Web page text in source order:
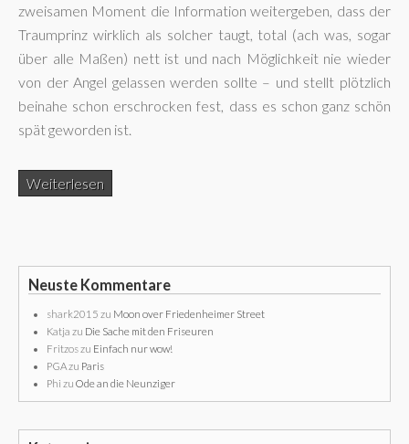
zweisamen Moment die Information weitergeben, dass der
Traumprinz wirklich als solcher taugt, total (ach was, sogar
über alle Maßen) nett ist und nach Möglichkeit nie wieder
von der Angel gelassen werden sollte – und stellt plötzlich
beinahe schon erschrocken fest, dass es schon ganz schön
spät geworden ist.
Weiterlesen
Neuste Kommentare
shark2015 zu Moon over Friedenheimer Street
Katja zu Die Sache mit den Friseuren
Fritzoszu Einfach nur wow!
PGAzu Paris
Phi zu Ode an die Neunziger